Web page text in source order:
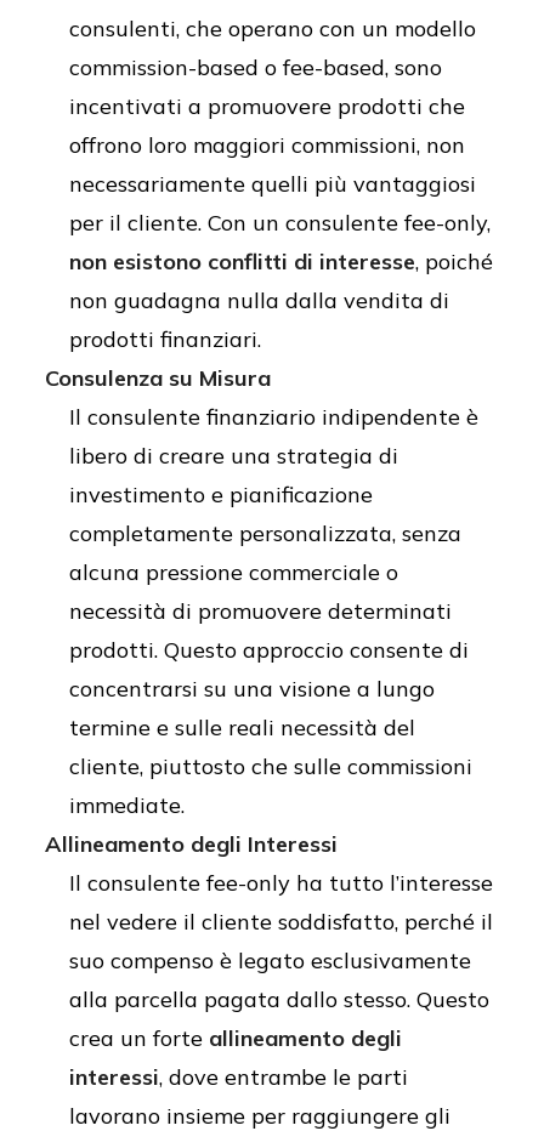
consulenti, che operano con un modello
commission-based o fee-based, sono
incentivati a promuovere prodotti che
offrono loro maggiori commissioni, non
necessariamente quelli più vantaggiosi
per il cliente. Con un consulente fee-only,
non esistono conflitti di interesse, poiché
non guadagna nulla dalla vendita di
prodotti finanziari.
Consulenza su Misura
Il consulente finanziario indipendente è
libero di creare una strategia di
investimento e pianificazione
completamente personalizzata, senza
alcuna pressione commerciale o
necessità di promuovere determinati
prodotti. Questo approccio consente di
concentrarsi su una visione a lungo
termine e sulle reali necessità del
cliente, piuttosto che sulle commissioni
immediate.
Allineamento degli Interessi
Il consulente fee-only ha tutto l’interesse
nel vedere il cliente soddisfatto, perché il
suo compenso è legato esclusivamente
alla parcella pagata dallo stesso. Questo
crea un forte allineamento degli
interessi, dove entrambe le parti
lavorano insieme per raggiungere gli